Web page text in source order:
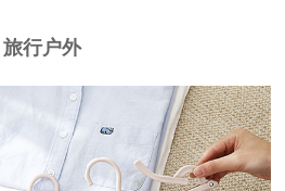
旅行户外